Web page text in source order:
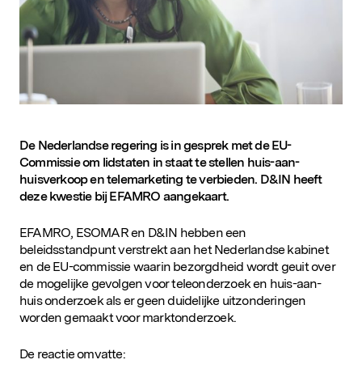
SLUIT JE AAN
De Nederlandse regering is in gesprek met de EU-
Commissie om lidstaten in staat te stellen huis-aan-
huisverkoop en telemarketing te verbieden. D&IN heeft
deze kwestie bij EFAMRO aangekaart.
EFAMRO, ESOMAR en D&IN hebben een
beleidsstandpunt verstrekt aan het Nederlandse kabinet
en de EU-commissie waarin bezorgdheid wordt geuit over
de mogelijke gevolgen voor teleonderzoek en huis-aan-
huis onderzoek als er geen duidelijke uitzonderingen
worden gemaakt voor marktonderzoek.
De reactie omvatte: